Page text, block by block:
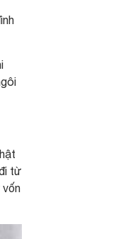
từ
vốn